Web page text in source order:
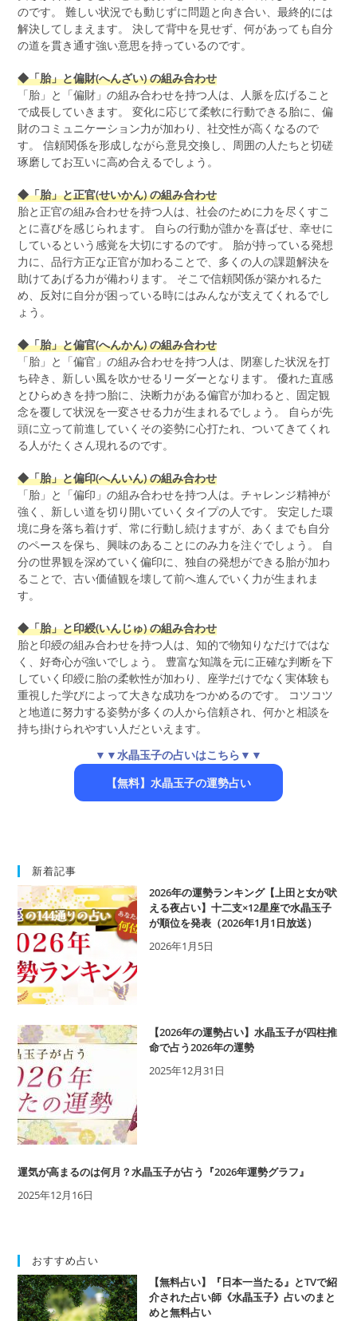
のです。 難しい状況でも動じずに問題と向き合い、最終的には
解決してしまえます。 決して背中を見せず、何があっても自分
の道を貫き通す強い意思を持っているのです。
◆「胎」と偏財(へんざい) の組み合わせ
「胎」と「偏財」の組み合わせを持つ人は、人脈を広げること
で成長していきます。 変化に応じて柔軟に行動できる胎に、偏
財のコミュニケーション力が加わり、社交性が高くなるので
す。 信頼関係を形成しながら意見交換し、周囲の人たちと切磋
琢磨してお互いに高め合えるでしょう。
◆「胎」と正官(せいかん) の組み合わせ
胎と正官の組み合わせを持つ人は、社会のために力を尽くすこ
とに喜びを感じられます。 自らの行動が誰かを喜ばせ、幸せに
しているという感覚を大切にするのです。 胎が持っている発想
力に、品行方正な正官が加わることで、多くの人の課題解決を
助けてあげる力が備わります。 そこで信頼関係が築かれるた
め、反対に自分が困っている時にはみんなが支えてくれるでし
ょう。
◆「胎」と偏官(へんかん) の組み合わせ
「胎」と「偏官」の組み合わせを持つ人は、閉塞した状況を打
ち砕き、新しい風を吹かせるリーダーとなります。 優れた直感
とひらめきを持つ胎に、決断力がある偏官が加わると、固定観
念を覆して状況を一変させる力が生まれるでしょう。 自らが先
頭に立って前進していくその姿勢に心打たれ、ついてきてくれ
る人がたくさん現れるのです。
◆「胎」と偏印(へんいん) の組み合わせ
「胎」と「偏印」の組み合わせを持つ人は。チャレンジ精神が
強く、新しい道を切り開いていくタイプの人です。 安定した環
境に身を落ち着けず、常に行動し続けますが、あくまでも自分
のペースを保ち、興味のあることにのみ力を注ぐでしょう。 自
分の世界観を深めていく偏印に、独自の発想ができる胎が加わ
ることで、古い価値観を壊して前へ進んでいく力が生まれま
す。
◆「胎」と印綬(いんじゅ) の組み合わせ
胎と印綬の組み合わせを持つ人は、知的で物知りなだけではな
く、好奇心が強いでしょう。 豊富な知識を元に正確な判断を下
していく印綬に胎の柔軟性が加わり、座学だけでなく実体験も
重視した学びによって大きな成功をつかめるのです。 コツコツ
と地道に努力する姿勢が多くの人から信頼され、何かと相談を
持ち掛けられやすい人だといえます。
▼▼水晶玉子の占いはこちら▼▼
【無料】水晶玉子の運勢占い
新着記事
2026年の運勢ランキング【上田と女が吠
える夜占い】十二支×12星座で水晶玉子
が順位を発表（2026年1月1日放送）
2026年1月5日
【2026年の運勢占い】水晶玉子が四柱推
命で占う2026年の運勢
2025年12月31日
運気が高まるのは何月？水晶玉子が占う『2026年運勢グラフ』
2025年12月16日
おすすめ占い
【無料占い】『日本一当たる』とTVで紹
介された占い師《水晶玉子》占いのまと
めと無料占い